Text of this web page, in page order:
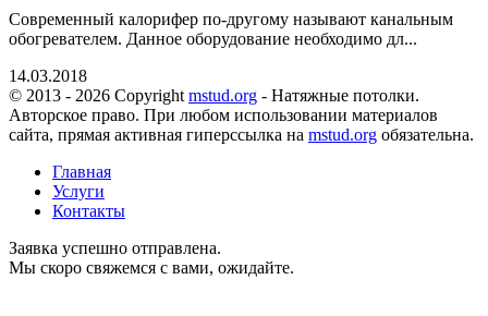
Современный калорифер по-другому называют канальным
обогревателем. Данное оборудование необходимо дл...
14.03.2018
© 2013 - 2026 Copyright mstud.org - Натяжные потолки.
Авторское право. При любом использовании материалов
сайта, прямая активная гиперссылка на mstud.org обязательна.
Главная
Услуги
Контакты
Заявка успешно отправлена.
Мы скоро свяжемся с вами, ожидайте.